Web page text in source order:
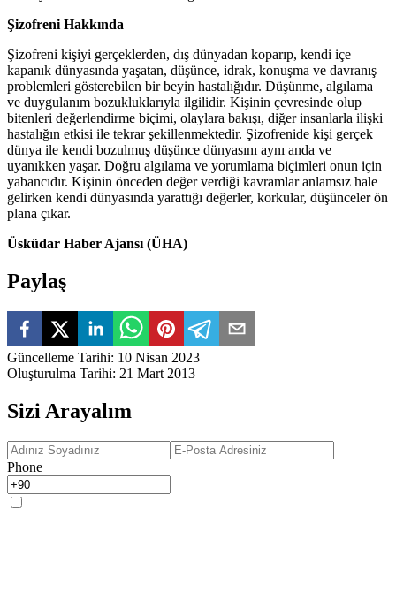
Şizofreni Hakkında
Şizofreni kişiyi gerçeklerden, dış dünyadan koparıp, kendi içe
kapanık dünyasında yaşatan, düşünce, idrak, konuşma ve davranış
problemleri gösterebilen bir beyin hastalığıdır. Düşünme, algılama
ve duygulanım bozukluklarıyla ilgilidir. Kişinin çevresinde olup
bitenleri değerlendirme biçimi, olaylara bakışı, diğer insanlarla ilişki
hastalığın etkisi ile tekrar şekillenmektedir. Şizofrenide kişi gerçek
dünya ile kendi bozulmuş düşünce dünyasını aynı anda ve
uyanıkken yaşar. Doğru algılama ve yorumlama biçimleri onun için
yabancıdır. Kişinin önceden değer verdiği kavramlar anlamsız hale
gelirken kendi dünyasında yarattığı değerler, korkular, düşünceler ön
plana çıkar.
Üsküdar Haber Ajansı (ÜHA)
Paylaş
Güncelleme Tarihi: 10 Nisan 2023
Oluşturulma Tarihi: 21 Mart 2013
Sizi Arayalım
Phone